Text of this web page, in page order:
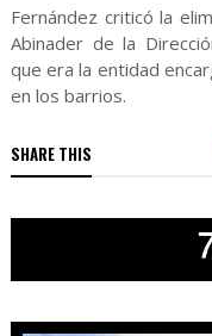
Fernández criticó la
Abinader de la
que era la entidad
en los barrios.
SHARE THIS